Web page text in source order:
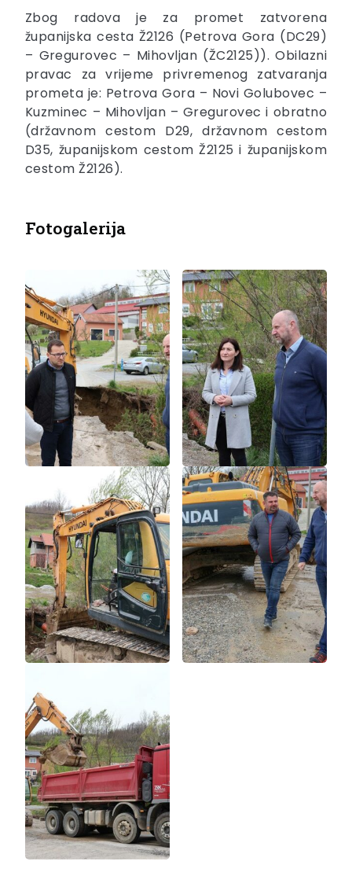
Zbog radova je za promet zatvorena
županijska cesta Ž2126 (Petrova Gora (DC29)
– Gregurovec – Mihovljan (ŽC2125)). Obilazni
pravac za vrijeme privremenog zatvaranja
prometa je: Petrova Gora – Novi Golubovec –
Kuzminec – Mihovljan – Gregurovec i obratno
(državnom cestom D29, državnom cestom
D35, županijskom cestom Ž2125 i županijskom
cestom Ž2126).
Fotogalerija